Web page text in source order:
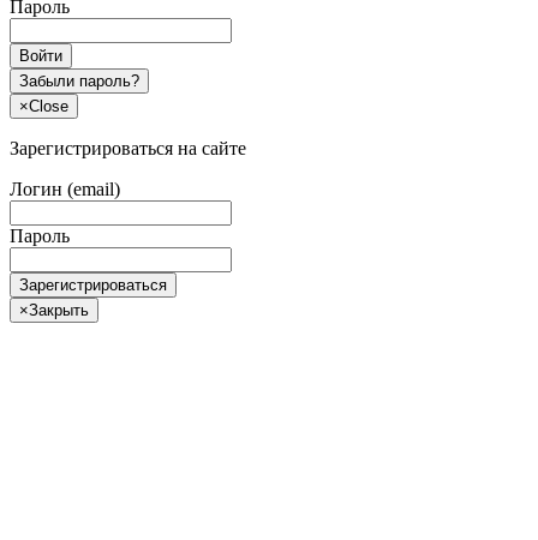
Пароль
Войти
Забыли пароль?
×Close
Зарегистрироваться на сайте
Логин (email)
Пароль
Зарегистрироваться
×Закрыть